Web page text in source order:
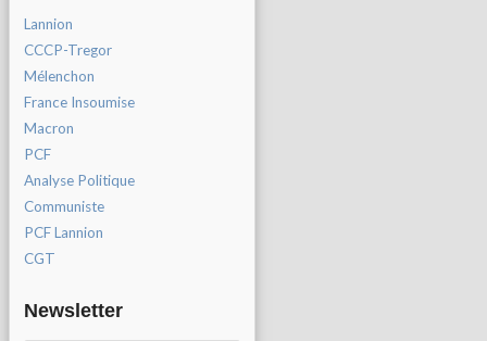
Lannion
CCCP-Tregor
Mélenchon
France Insoumise
Macron
PCF
Analyse Politique
Communiste
PCF Lannion
CGT
Newsletter